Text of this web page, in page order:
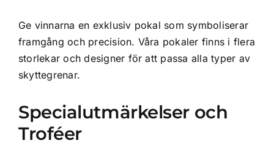
Ge vinnarna en exklusiv pokal som symboliserar
framgång och precision. Våra pokaler finns i flera
storlekar och designer för att passa alla typer av
skyttegrenar.
Specialutmärkelser och
Troféer